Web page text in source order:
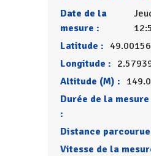
Date de la
mesure :
Latitude :
Longitude :
Altitude (M) : 149.0
Durée de la mesure
:
Distance
Vitesse de la